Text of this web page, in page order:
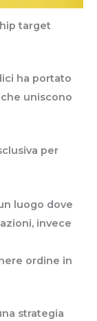
target
ha portato
uniscono
per
luogo dove
invece
ordine in
strategia